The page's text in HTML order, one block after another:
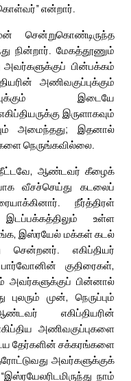
என்றார்.
சென்றுகொண்டிருந்த
நின்றார். மேகத்தூணும்
அவர்களுக்குப் பின்பக்கம்
அணிவகுப்புக்கும்
இடையே
இருளாகவும்
அமைந்தது; இதனால்
நெருங்கவில்லை.
ஆண்டவர் கீழைக்
வீசச்செய்து கடலைப்
நீர்த்திரள்
இடப்பக்கத்திலும் உள்ள
இஸ்ரயேல் மக்கள் கடல்
சென்றனர். எகிப்தியர்
குதிரைகள்,
அவர்களுக்குப் பின்னால்
முன், நெருப்பும்
எகிப்தியரின்
அணிவகுப்புகளை
தேர்களின் சக்கரங்களை
அவர்களுக்குக்
நாம்